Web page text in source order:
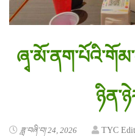
ཟླ་བཞི་བ། 24, 2026
TYC